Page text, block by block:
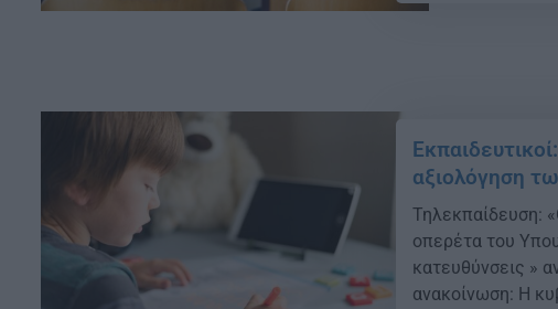
αξιολόγηση
Τηλεκπαίδευση:
οπερέτα του
κατευθύνσεις »
ανακοίνωση: Η